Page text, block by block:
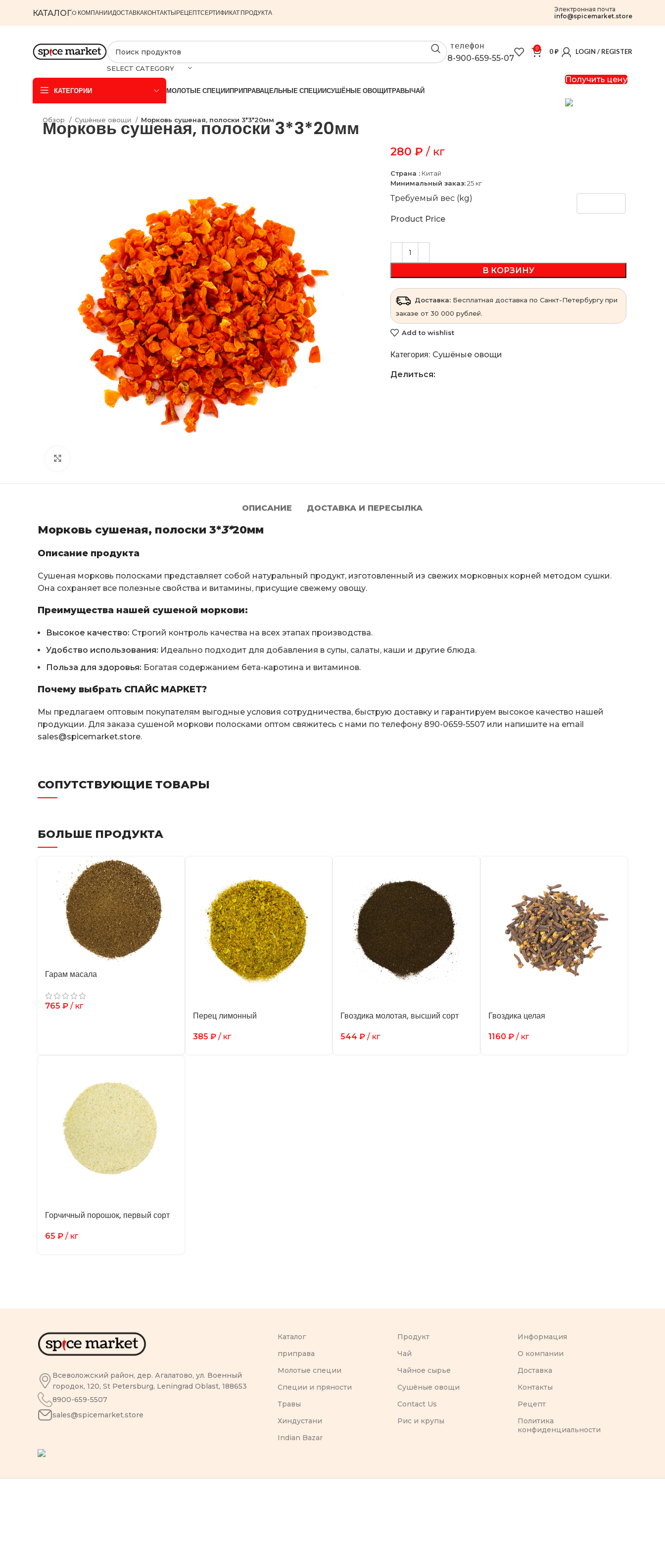
КАТАЛОГO КОМПАНИИДОСТАВКАКОНТАКТЫРЕЦЕПТСЕРТИФИКАТ ПРОДУКТА
Электронная почта
info@spicemarket.store
SELECT CATEGORY
телефон
8-900-659-55-07
0 0₽ LOGIN / REGISTER
КАТЕГОРИИ МОЛОТЫЕ СПЕЦИИПРИПРАВАЦЕЛЬНЫЕ СПЕЦИИСУШЁНЫЕ ОВОЩИТРАВЫЧАЙ
Получить цену
Обзор Сушёные овощи Морковь сушеная, полоски 3*3*20мм
Морковь сушеная, полоски 3*3*20мм
280 ₽ / кг
Страна :Китай
Минимальный заказ:25 кг
Требуемый вес (kg)
Product Price
В КОРЗИНУ
Доставка:Бесплатная доставка по Санкт-Петербургу при
заказе от 30 000 рублей.
Add to wishlist
Категория: Сушёные овощи
Делиться:
ОПИСАНИЕ ДОСТАВКА И ПЕРЕСЫЛКА
Морковь сушеная, полоски 3*3*20мм
Описание продукта
Сушеная морковь полосками представляет собой натуральный продукт, изготовленный из свежих морковных корней методом сушки.
Она сохраняет все полезные свойства и витамины, присущие свежему овощу.
Преимущества нашей сушеной моркови:
Высокое качество: Строгий контроль качества на всех этапах производства.
Удобство использования: Идеально подходит для добавления в супы, салаты, каши и другие блюда.
Польза для здоровья: Богатая содержанием бета-каротина и витаминов.
Почему выбрать СПАЙС МАРКЕТ?
Мы предлагаем оптовым покупателям выгодные условия сотрудничества, быструю доставку и гарантируем высокое качество нашей
продукции. Для заказа сушеной моркови полосками оптом свяжитесь с нами по телефону 890-0659-5507 или напишите на email
sales@spicemarket.store.
СОПУТСТВУЮЩИЕ ТОВАРЫ
БОЛЬШЕ ПРОДУКТА
Гарам масала
765 ₽ / кг
Перец лимонный
385 ₽/ кг
Гвоздика молотая, высший сорт
544 ₽ / кг
Гвоздика целая
1160 ₽/ кг
Горчичный порошок, первый сорт
65 ₽ / кг
Всеволожский район, дер. Агалатово, ул. Военный
городок, 120, St Petersburg, Leningrad Oblast, 188653
8900-659-5507
sales@spicemarket.store
Каталог
приправа
Молотые специи
Специи и пряности
Травы
Хиндустани
Indian Bazar
Продукт
Чай
Чайное сырье
Сушёные овощи
Contact Us
Рис и крупы
Информация
O компании
Доставка
Контакты
Рецепт
Политика
конфиденциальности